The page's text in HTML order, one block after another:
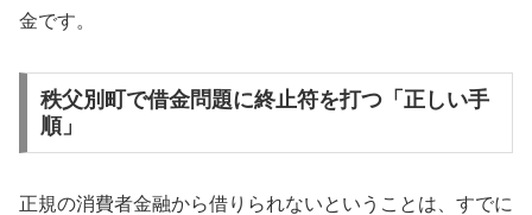
金です。
秩父別町で借金問題に終止符を打つ「正しい手
順」
正規の消費者金融から借りられないということは、すでに